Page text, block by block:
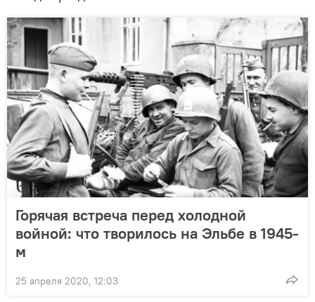
Горячая встреча перед холодной
войной: что творилось на Эльбе в 1945-
м
25 апреля 2020, 12:03